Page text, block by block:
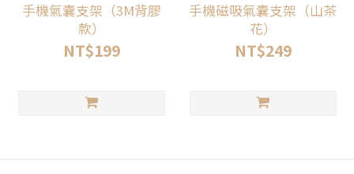
手機氣囊支架（3M背膠
款）
NT$199
手機磁吸氣囊支架（山茶
花）
NT$249